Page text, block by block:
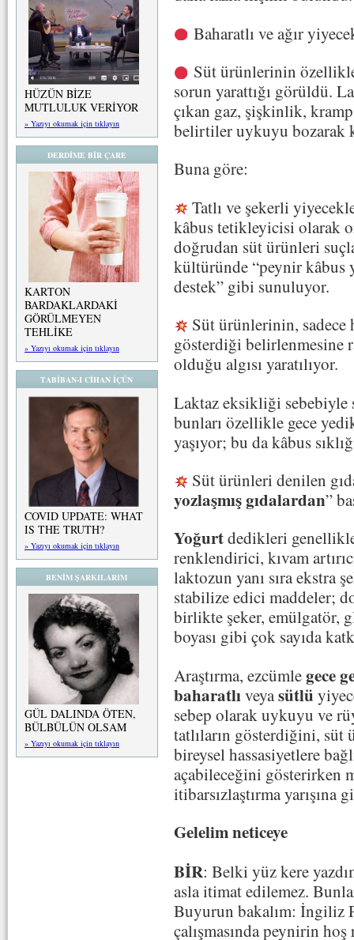
HÜZÜN BİZE
MUTLULUK VERİYOR
» Yazıyı okumak için tıklayın
DERDİME BİR ÇARE
KARTON
BARDAKLARDAKİ
GÖRÜLMEYEN
TEHLİKE
» Yazıyı okumak için tıklayın
TABİBAN-I CİHAN İÇÜN
COVID UPDATE: WHAT
IS THE TRUTH?
» Yazıyı okumak için tıklayın
BENİM ŞARKILARIM
GÜL DALINDA ÖTEN,
BÜLBÜLÜN OLSAM
» Yazıyı okumak için tıklayın
Baharatlı ve ağır
Süt ürünlerinin
sorun yarattığı görüldü.
çıkan gaz, şişkinlik,
belirtiler uykuyu bozarak
Buna göre:
Tatlı ve şekerli
kâbus tetikleyicisi olarak
doğrudan süt ürünleri
kültüründe “peynir kâbus
destek” gibi sunuluyor.
Süt ürünlerinin,
gösterdiği belirlenmesine
olduğu algısı yaratılıyor.
Laktaz eksikliği
bunları özellikle gece
yaşıyor; bu da kâbus
Süt ürünleri denilen
yozlaşmış gıdalardan”
Yoğurtdedikleri
renklendirici, kıvam
laktozun yanı sıra ekstra
stabilize edici maddeler;
birlikte şeker, emülgatör,
boyası gibi çok sayıda
Araştırma, ezcümlegece
baharatlıveyasütlü
sebep olarak uykuyu ve
tatlıların gösterdiğini, süt
bireysel hassasiyetlere
açabileceğini gösterirken
itibarsızlaştırma yarışına
Gelelim neticeye
BİR: Belki yüz kere
asla itimat edilemez.
Buyurun bakalım: İngiliz
çalışmasında peynirin